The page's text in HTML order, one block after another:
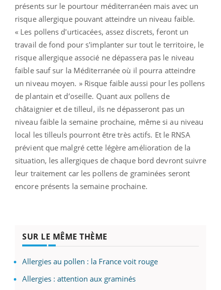
présents sur le pourtour méditerranéen mais avec un
risque allergique pouvant atteindre un niveau faible.
« Les pollens d'urticacées, assez discrets, feront un
travail de fond pour s'implanter sur tout le territoire, le
risque allergique associé ne dépassera pas le niveau
faible sauf sur la Méditerranée où il pourra atteindre
un niveau moyen. » Risque faible aussi pour les pollens
de plantain et d’oseille. Quant aux pollens de
châtaignier et de tilleul, ils ne dépasseront pas un
niveau faible la semaine prochaine, même si au niveau
local les tilleuls pourront être très actifs. Et le RNSA
prévient que malgré cette légère amélioration de la
situation, les allergiques de chaque bord devront suivre
leur traitement car les pollens de graminées seront
encore présents la semaine prochaine.
SUR LE MÊME THÈME
Allergies au pollen : la France voit rouge
Allergies : attention aux graminés